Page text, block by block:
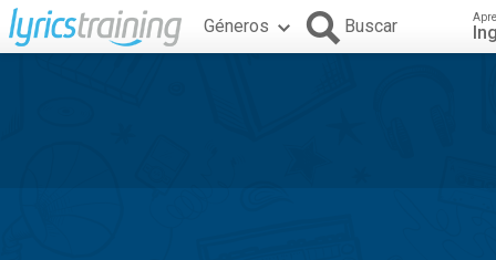
Géneros Buscar